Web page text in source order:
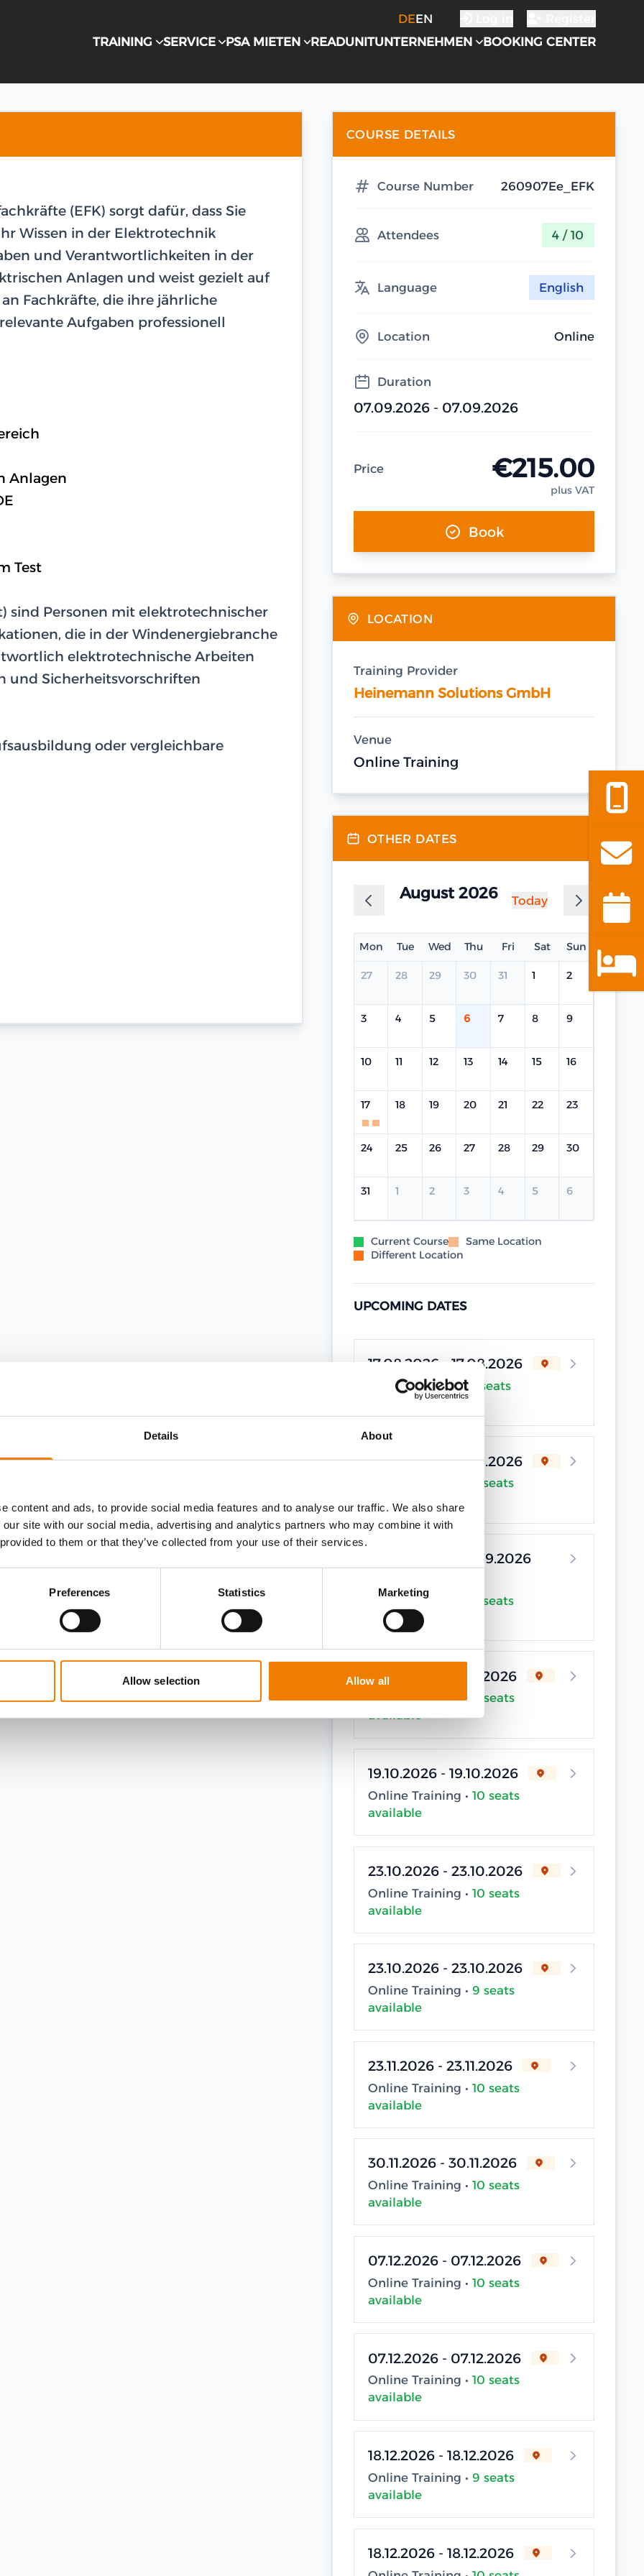
Details About
content and ads, to provide social media features and to analyse our traffic. We also share
site with our social media, advertising and analytics partners who may combine it with
to them or that they’ve collected from your use of their services.
Preferences Statistics Marketing
Allow selection Allow all
DEEN
TRAINING
SERVICE PSA MIETEN READUNITUNTERNEHMEN BOOKING CENTER
(EFK) sorgt dafür, dass Sie
Wissen in der Elektrotechnik
und Verantwortlichkeiten in der
Anlagen und weist gezielt auf
Fachkräfte, die ihre jährliche
Aufgaben professionell
Anlagen
Test
sind Personen mit elektrotechnischer
die in der Windenergiebranche
elektrotechnische Arbeiten
und Sicherheitsvorschriften
oder vergleichbare
COURSE DETAILS
Course Number 260907Ee_EFK
Attendees 4 / 10
Language English
Location Online
Duration
07.09.2026 - 07.09.2026
Price €215.00
plus VAT
Book
LOCATION
Training Provider
Heinemann Solutions GmbH
Venue
Online Training
OTHER DATES
August 2026 Today
Mon Tue Wed Thu Fri Sat Sun
27 28 29 30 31 1 2
3 4 5 6 7 8 9
10 11 12 13 14 15 16
17 18 19 20 21 22 23
24 25 26 27 28 29 30
31 1 2 3 4 5 6
Current Course
Same Location
Different Location
UPCOMING DATES
17.08.2026 - 17.08.2026
Online Training •
1 seats
available
17.08.2026 - 17.08.2026
5 seats
available
25.09.2026 - 25.09.2026
7 seats
available
12.10.2026 - 12.10.2026
Online Training •
8 seats
available
19.10.2026 - 19.10.2026
Online Training • 10 seats
available
23.10.2026 - 23.10.2026
Online Training • 10 seats
available
23.10.2026 - 23.10.2026
Online Training • 9 seats
available
23.11.2026 - 23.11.2026
Online Training • 10 seats
available
30.11.2026 - 30.11.2026
Online Training • 10 seats
available
07.12.2026 - 07.12.2026
Online Training • 10 seats
available
07.12.2026 - 07.12.2026
Online Training • 10 seats
available
18.12.2026 - 18.12.2026
Online Training • 9 seats
available
18.12.2026 - 18.12.2026